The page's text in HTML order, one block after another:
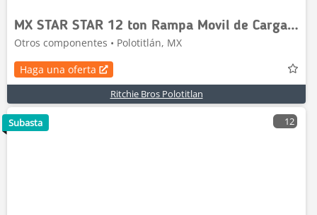
MX STAR STAR 12 ton Rampa Movil de Carga / Ramp (Unus
Otros componentes • Polotitlán, MX
Haga una oferta
Ritchie Bros Polotitlan
12
Subasta